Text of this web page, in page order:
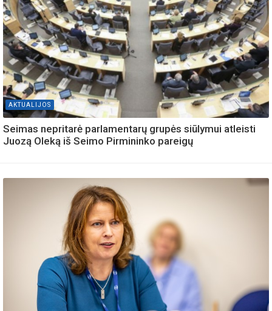
AKTUALIJOS
Seimas nepritarė parlamentarų grupės siūlymui atleisti
Juozą Oleką iš Seimo Pirmininko pareigų